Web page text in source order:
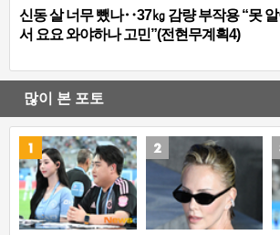
신동 살 너무 뺐나‥37㎏ 감량 부작용 “못
서 요요 와야하나 고민”(전현무계획4)
많이 본 포토